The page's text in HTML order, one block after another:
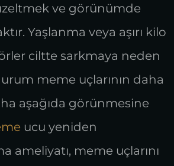
ve görünümde
Yaşlanma veya aşırı kilo
ciltte sarkmaya neden
meme uçlarının daha
aşağıda görünmesine
ucu yeniden
ameliyatı, meme uçlarını